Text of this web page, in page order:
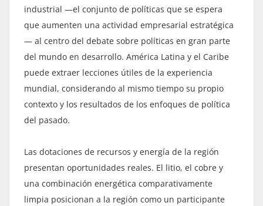
industrial —el conjunto de políticas que se espera
que aumenten una actividad empresarial estratégica
— al centro del debate sobre políticas en gran parte
del mundo en desarrollo. América Latina y el Caribe
puede extraer lecciones útiles de la experiencia
mundial, considerando al mismo tiempo su propio
contexto y los resultados de los enfoques de política
del pasado.
Las dotaciones de recursos y energía de la región
presentan oportunidades reales. El litio, el cobre y
una combinación energética comparativamente
limpia posicionan a la región como un participante